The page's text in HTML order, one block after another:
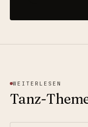
WEITERLESEN
Tanz-